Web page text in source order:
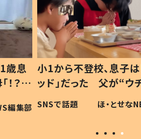
フテ
給食”を
編集部
ひ孫にデレデレな80
が、抱っこすると…
「涙が出ました」「
い」
ほ・と